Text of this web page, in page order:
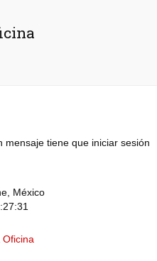
mensaje tiene que iniciar sesión
México